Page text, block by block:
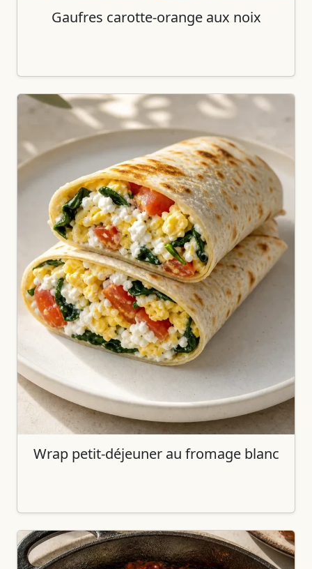
Gaufres carotte-orange aux noix
Wrap petit-déjeuner au fromage blanc